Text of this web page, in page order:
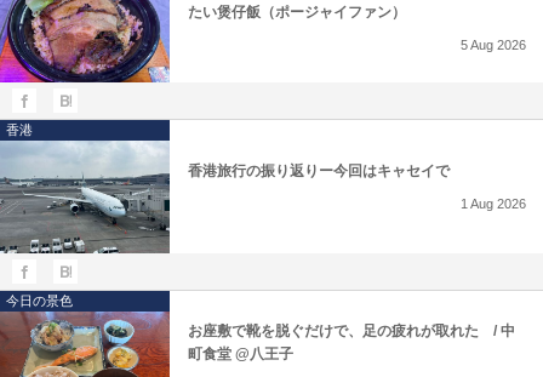
たい煲仔飯（ポージャイファン）
5Aug 2026
香港
香港旅行の振り返りー今回はキャセイで
1 Aug 2026
今日の景色
お座敷で靴を脱ぐだけで、足の疲れが取れた / 中
町食堂 @八王子